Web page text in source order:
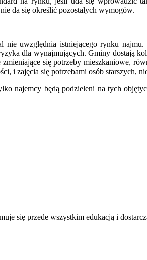
da się określić pozostałych wymogów.
nie uwzględnia istniejącego rynku
dla wynajmujących. Gminy dostają
się potrzeby mieszkaniowe,
i zajęcia się potrzebami osób starszych,
najemcy będą podzieleni na tych
się przede wszystkim edukacją i